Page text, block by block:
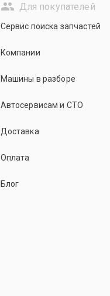
Для покупателей
Сервис поиска запчастей
Компании
Машины в разборе
Автосервисам и СТО
Доставка
Оплата
Блог